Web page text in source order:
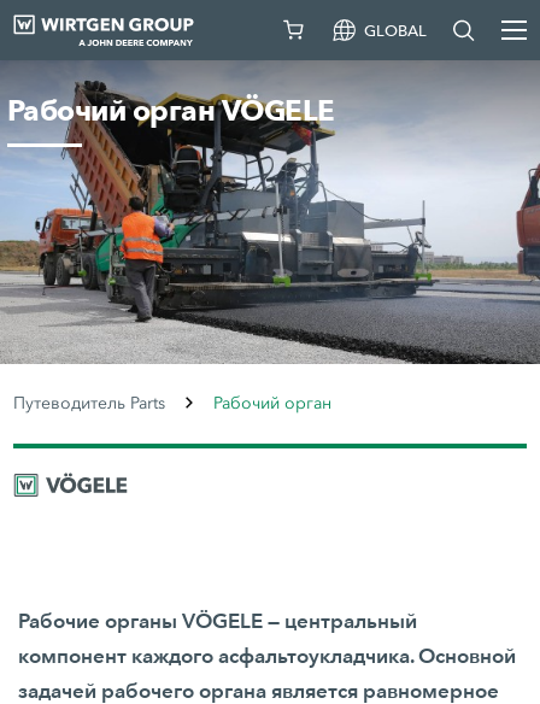
GLOBAL
Рабочий орган VÖGELE
Путеводитель Parts Рабочий орган
Рабочие органы VÖGELE — центральный
компонент каждого асфальтоукладчика. Основной
задачей рабочего органа является равномерное